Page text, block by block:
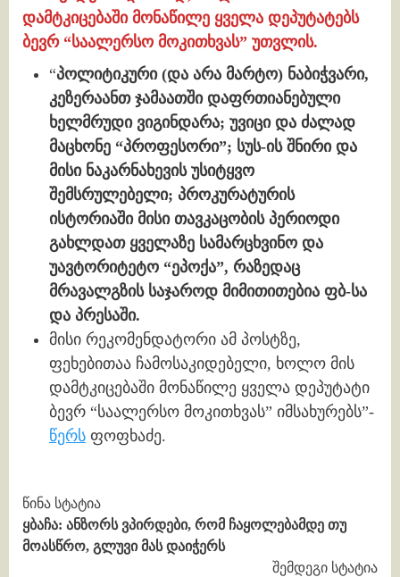
დამტკიცებაში მონაწილე ყველა დეპუტატებს
ბევრ “საალერსო მოკითხვას” უთვლის.
“პოლიტიკური (და არა მარტო) ნაბიჭვარი,
კეზერაანთ ჯამაათში დაფრთიანებული
ხელმრუდი ვიგინდარა; უვიცი და ძალად
მაცხონე “პროფესორი”; სუს-ის შნირი და
მისი ნაკარნახევის უსიტყვო
შემსრულებელი; პროკურატურის
ისტორიაში მისი თავკაცობის პერიოდი
გახლდათ ყველაზე სამარცხვინო და
უავტორიტეტო “ეპოქა”, რაზედაც
მრავალგზის საჯაროდ მიმითითებია ფბ-სა
და პრესაში.
მისი რეკომენდატორი ამ პოსტზე,
ფეხებითაა ჩამოსაკიდებელი, ხოლო მის
დამტკიცებაში მონაწილე ყველა დეპუტატი
ბევრ “საალერსო მოკითხვას” იმსახურებს”-
წერს ფოფხაძე.
Continue
Reading
წინა სტატია
ყბაჩა: ანზორს ვპირდები, რომ ჩაყოლებამდე თუ
მოასწრო, გლუვი მას დაიჭერს
შემდეგი სტატია